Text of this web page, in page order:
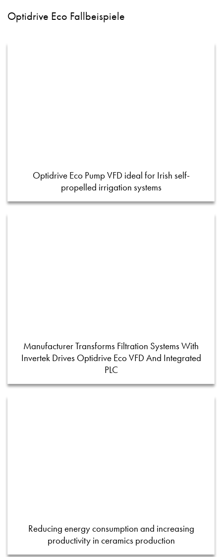
Optidrive Eco Fallbeispiele
Optidrive Eco Pump VFD ideal for Irish self-
propelled irrigation systems
Manufacturer Transforms Filtration Systems With
Invertek Drives Optidrive Eco VFD And Integrated
PLC
Reducing energy consumption and increasing
productivity in ceramics production